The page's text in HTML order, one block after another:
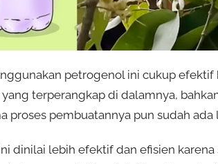
petrogenol ini cukup efektif
terperangkap di dalamnya,
proses pembuatannya pun sudah
dinilai lebih efektif dan efisien